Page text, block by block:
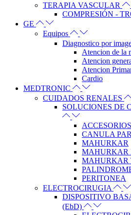
TERAPIA VASCULAR
COMPRESIÓN -
GE
Equipos
Diagnostico por
Atencion de la
Atencion
Atencion
Cardio
MEDTRONIC
CUIDADOS RENALES
SOLUCIONES DE
ACCESORIOS
CANULA
MAHURKAR
MAHURKAR
MAHURKAR
PERITONEA
ELECTROCIRUGIA
DISPOSITIVO
(EbD)